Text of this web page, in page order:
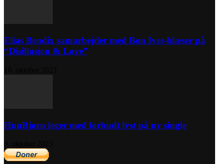
Elias Bendix samarbejder med Bon Iver-blæser på
“Disillusion & Love”
HunBjørn leger med forbudt lyst på ny single